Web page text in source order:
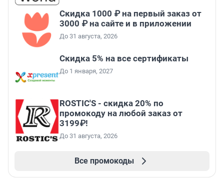
Скидка 1000 ₽ на первый заказ от
3000 ₽ на сайте и в приложении
До 31 августа, 2026
Скидка 5% на все сертификаты
До 1 января, 2027
ROSTIC'S - скидка 20% по
промокоду на любой заказ от
3199₽!
До 31 августа, 2026
Все промокоды